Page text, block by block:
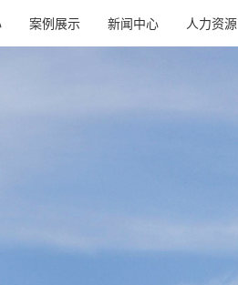
案例展示 新闻中心 人力资源